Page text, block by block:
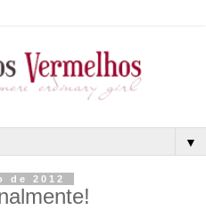
▼
de 2012